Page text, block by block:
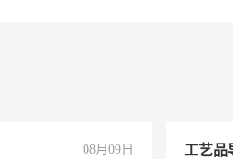
08月09日 工艺品